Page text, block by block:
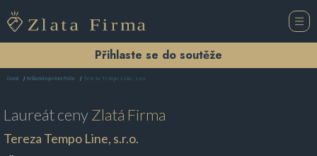
Přihlaste se do soutěže
Domů Reklamní agentura Praha Tereza Tempo Line, s.r.o.
Laureát cenyZlatá Firma
Tereza Tempo Line, s.r.o.